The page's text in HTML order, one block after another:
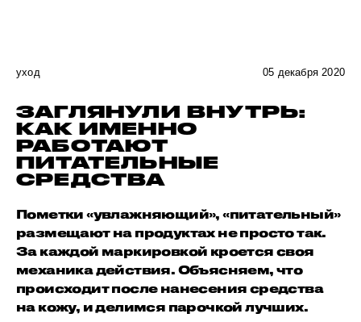
уход 05 декабря 2020
ЗАГЛЯНУЛИ ВНУТРЬ:
КАК ИМЕННО
РАБОТАЮТ
ПИТАТЕЛЬНЫЕ
СРЕДСТВА
Пометки «увлажняющий», «питательный»
размещают на продуктах не просто так.
За каждой маркировкой кроется своя
механика действия. Объясняем, что
происходит после нанесения средства
на кожу, и делимся парочкой лучших.